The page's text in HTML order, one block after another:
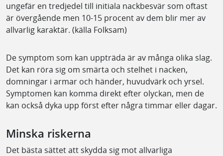
ungefär en tredjedel till initiala nackbesvär som oftast
är övergående men 10-15 procent av dem blir mer av
allvarlig karaktär. (källa Folksam)
De symptom som kan uppträda är av många olika slag.
Det kan röra sig om smärta och stelhet i nacken,
domningar i armar och händer, huvudvärk och yrsel.
Symptomen kan komma direkt efter olyckan, men de
kan också dyka upp först efter några timmar eller dagar.
Minska riskerna
Det bästa sättet att skydda sig mot allvarliga